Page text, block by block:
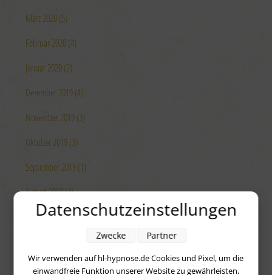
März 2020 (5)
Februar 2020 (4)
Januar 2020 (2)
Dezember 2019 (4)
November 2019 (3)
Oktober 2019 (3)
September 2019 (1)
August 2019 (4)
Juli 2019 (4)
Mai 2019 (4)
Datenschutzeinstellungen
Wir verwenden auf hl-hypnose.de Cookies und Pixel, um die
einwandfreie Funktion unserer Website zu gewährleisten,
Zwecke Partner